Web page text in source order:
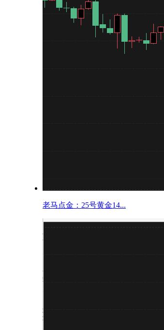
老马点金：25号黄金14...